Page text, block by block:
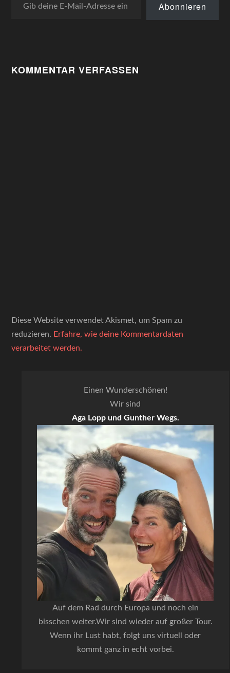
Abonnieren
KOMMENTAR VERFASSEN
Diese Website verwendet Akismet, um Spam zu
reduzieren. Erfahre, wie deine Kommentardaten
verarbeitet werden.
Einen Wunderschönen!
Wir sind
Aga Lopp und Gunther Wegs.
Auf dem Rad durch Europa und noch ein
bisschen weiter.Wir sind wieder auf großer Tour.
Wenn ihr Lust habt, folgt uns virtuell oder
kommt ganz in echt vorbei.